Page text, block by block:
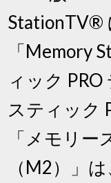
StationTV®
「Memory
ィック
スティック
「メモリー
（M2）」